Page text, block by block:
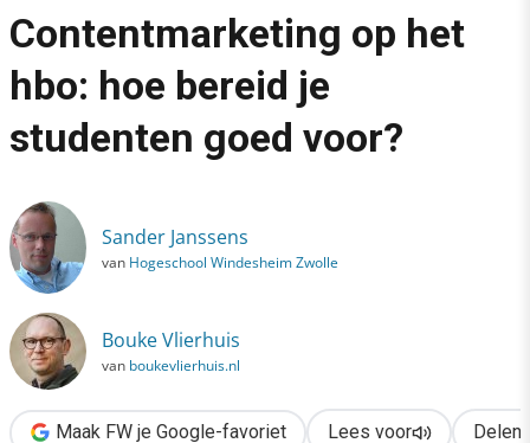
Marketing
›
Contentmarketing op het hbo: hoe bereid je studenten goed
Contentmarketing op het
hbo: hoe bereid je
studenten goed voor?
Sander Janssens
van Hogeschool Windesheim Zwolle
Bouke Vlierhuis
van boukevlierhuis.nl
Maak FW je Google-favoriet Lees voor Delen